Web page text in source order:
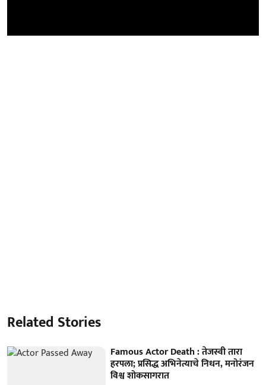
Related Stories
Famous Actor Death : तेजस्वी तारा
हरपला; प्रसिद्ध अभिनेत्याचे निधन, मनोरंजन
विश्व शोकसागरात